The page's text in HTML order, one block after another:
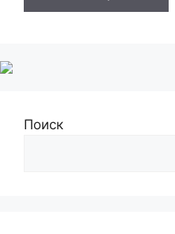
Поиск